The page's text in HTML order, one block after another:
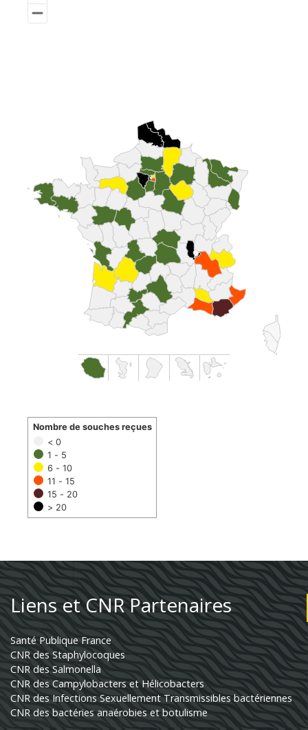
< 0
1 - 5
6 - 10
11 - 15
15 - 20
> 20
Nombre de souches reçues
Liens et CNR Partenaires
Santé Publique France
CNR des Staphylocoques
CNR des Salmonella
CNR des Campylobacters et Hélicobacters
CNR des Infections Sexuellement Transmissibles bactériennes
CNR des bactéries anaérobies et botulisme